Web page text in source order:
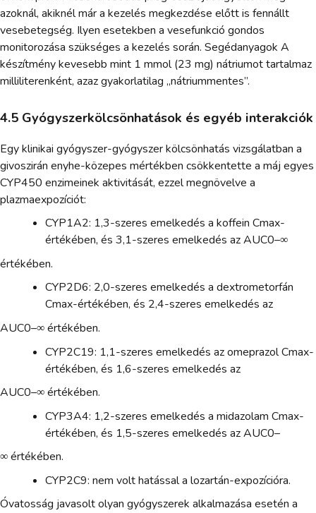
azoknál, akiknél már a kezelés megkezdése előtt is fennállt
vesebetegség. Ilyen esetekben a vesefunkció gondos
monitorozása szükséges a kezelés során. Segédanyagok A
készítmény kevesebb mint 1 mmol (23 mg) nátriumot tartalmaz
milliliterenként, azaz gyakorlatilag „nátriummentes”.
4.5 Gyógyszerkölcsönhatások és egyéb interakciók
Egy klinikai gyógyszer-gyógyszer kölcsönhatás vizsgálatban a
givoszirán enyhe-közepes mértékben csökkentette a máj egyes
CYP450 enzimeinek aktivitását, ezzel megnövelve a
plazmaexpozíciót:
CYP1A2: 1,3-szeres emelkedés a koffein Cmax-
értékében, és 3,1-szeres emelkedés az AUC0–∞
értékében.
CYP2D6: 2,0-szeres emelkedés a dextrometorfán
Cmax-értékében, és 2,4-szeres emelkedés az
AUC0–∞ értékében.
CYP2C19: 1,1-szeres emelkedés az omeprazol Cmax-
értékében, és 1,6-szeres emelkedés az
AUC0–∞ értékében.
CYP3A4: 1,2-szeres emelkedés a midazolam Cmax-
értékében, és 1,5-szeres emelkedés az AUC0–
∞ értékében.
CYP2C9: nem volt hatással a lozartán-expozícióra.
Óvatosság javasolt olyan gyógyszerek alkalmazása esetén a